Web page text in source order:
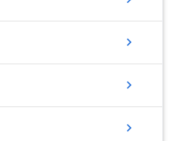
chevron_right
chevron_right
chevron_right